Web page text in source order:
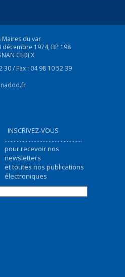
du var
1974, BP 198
CEDEX
30 / Fax : 04 98 10 52 39
INSCRIVEZ-VOUS
...................................................
pour recevoir nos
newsletters
et toutes nos publications
électroniques